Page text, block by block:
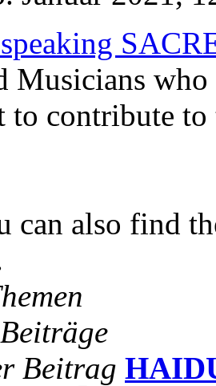
Musicians
to contribute to
can also find
Beiträge
Beitrag